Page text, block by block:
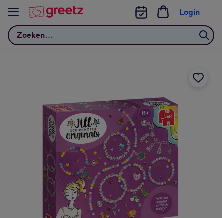
Bekijk meer
Zoeken
Login